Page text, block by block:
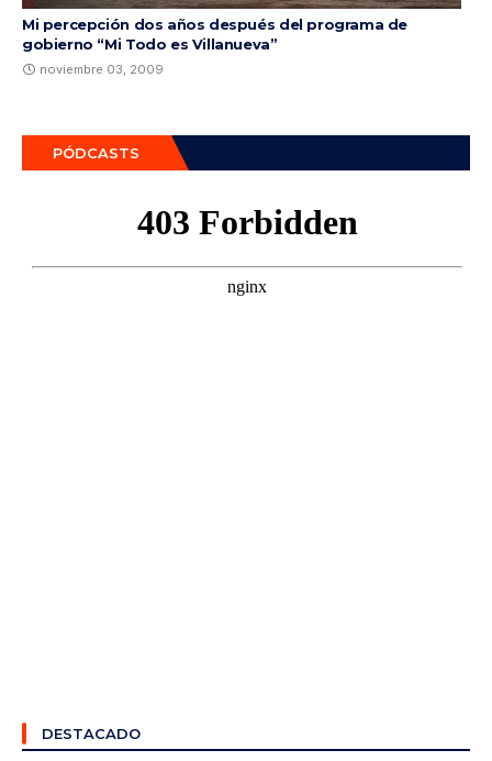
Mi percepción dos años después del programa de
gobierno “Mi Todo es Villanueva”
noviembre 03, 2009
PÓDCASTS
DESTACADO